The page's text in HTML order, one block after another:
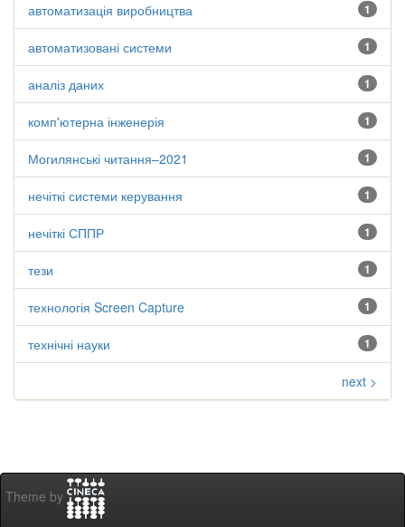
1
автоматизація виробництва
1
автоматизовані системи
1
аналіз даних
1
комп'ютерна інженерія
1
Могилянські читання–2021
1
нечіткі системи керування
1
нечіткі СППР
1
тези
1
технологія Screen Capture
1
технічні науки
next >
Theme by